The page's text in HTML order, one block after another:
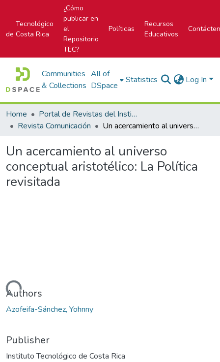
Tecnológico
de Costa Rica
¿Cómo
publicar en
el
Repositorio
TEC?
Políticas
Recursos
Educativos
Communities
& Collections
All of
DSpace
Statistics Log In
Home
Portal de Revistas del Instituto Tecnológico de Costa Rica
Revista Comunicación
Un acercamiento al universo conceptual aristotélico: La Política revisitada
Un acercamiento al universo
conceptual aristotélico: La Política
revisitada
Authors
Azofeifa-Sánchez, Yohnny
Publisher
Instituto Tecnológico de Costa Rica